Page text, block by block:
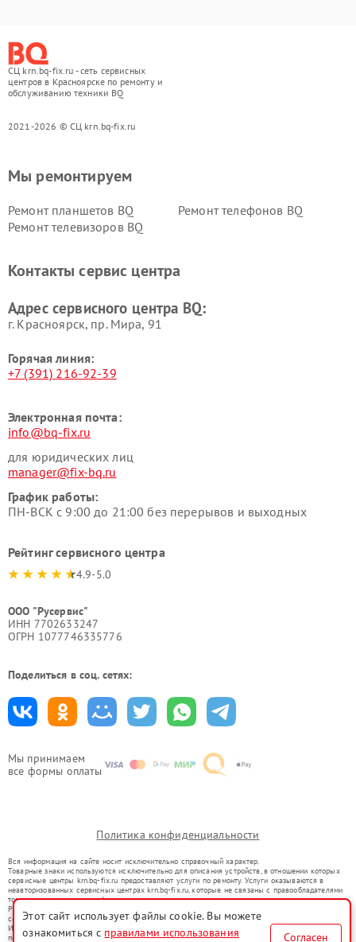
СЦ krn.bq-fix.ru - сеть сервисных
центров в Красноярске по ремонту и
обслуживанию техники BQ
2021-2026 © СЦ krn.bq-fix.ru
Мы принимаем
все формы оплаты
Мы ремонтируем
Ремонт планшетов BQ
Ремонт телефонов BQ
Ремонт телевизоров BQ
Контакты сервис центра
Адрес сервисного центра BQ:
г. Красноярск, ​пр. Мира, 91
Горячая линия:
+7 (391) 216-92-39
Электронная почта:
info@bq-fix.ru
для юридических лиц
manager@fix-bq.ru
График работы:
ПН-ВСК с 9:00 до 21:00 без перерывов и выходных
Рейтинг сервисного центра
4.9-5.0
ООО "Русервис"
ИНН 7702633247
ОГРН 1077746335776
Поделиться в соц. сетях:
Политика конфиденциальности
Вся информация на сайте носит исключительно справочный характер.
Товарные знаки используются исключительно для описания устройств, в отношении которых
сервисные центры krn.bq-fix.ru предоставляют услуги по ремонту. Услуги оказываются в
неавторизованных сервисных центрах krn.bq-fix.ru, которые не связаны с правообладателями
товарных знаков или их официальными представителями.
Ремонт осуществляется для устройств, уже введенных в гражданский оборот в соответствии
со статьей 1487 ГК РФ.
Использование товарных знаков не преследует цели индивидуализации услуг или введения
потребителей в заблуждение, а служит для информирования о предоставляемых услугах по
Этот сайт использует файлы cookie. Вы можете
ознакомиться с правилами использования Согласен